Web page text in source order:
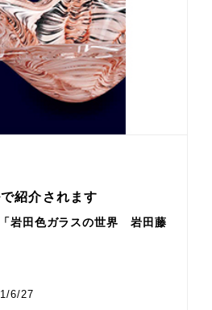
紹介されます
岩田色ガラスの世界 岩田藤
6/27